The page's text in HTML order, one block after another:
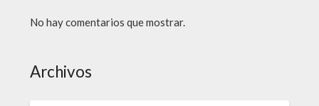
No hay comentarios que mostrar.
Archivos